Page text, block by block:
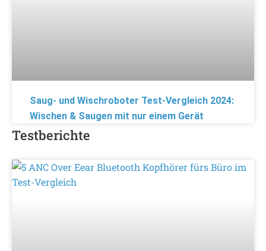
Saug- und Wischroboter Test-Vergleich 2024:
Wischen & Saugen mit nur einem Gerät
Testberichte